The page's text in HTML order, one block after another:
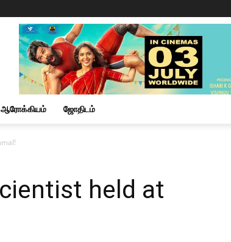
ஆரோக்கியம் ஜோதிடம்
held at